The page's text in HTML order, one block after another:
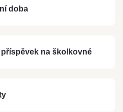
doba
příspěvek na školkovné